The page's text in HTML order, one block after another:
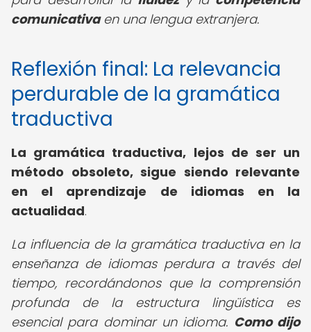
comunicativaen una lengua extranjera.
Reflexión final: La relevancia
perdurable de la gramática
traductiva
La gramática traductiva, lejos de ser un
método obsoleto, sigue siendo relevante
en el aprendizaje de idiomas en la
actualidad.
La influencia de la gramática traductiva en la
enseñanza de idiomas perdura a través del
tiempo, recordándonos que la comprensión
profunda de la estructura lingüística es
esencial para dominar un idioma. Como dijo